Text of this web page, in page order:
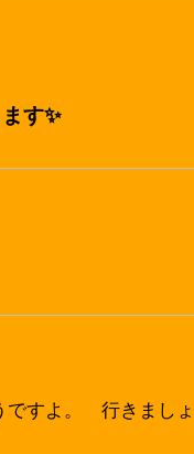
す✨
ですよ。 行きましょ